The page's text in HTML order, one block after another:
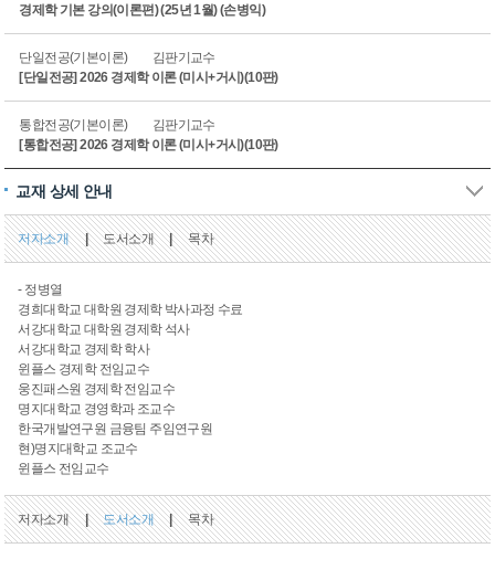
경제학 기본 강의(이론편) (25년 1월) (손병익)
단일전공(기본이론)
김판기교수
[단일전공] 2026 경제학 이론 (미시+거시)(10판)
통합전공(기본이론)
김판기교수
[통합전공] 2026 경제학 이론 (미시+거시)(10판)
교재 상세 안내
저자소개 | 도서소개 | 목차
- 정병열
경희대학교 대학원 경제학 박사과정 수료
서강대학교 대학원 경제학 석사
서강대학교 경제학 학사
윈플스 경제학 전임교수
웅진패스원 경제학 전임교수
명지대학교 경영학과 조교수
한국개발연구원 금융팀 주임연구원
현)명지대학교 조교수
윈플스 전임교수
저자소개 | 도서소개 | 목차